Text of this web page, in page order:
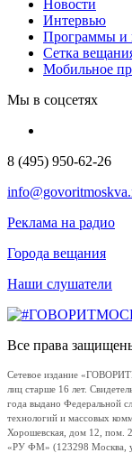
Новости
Интервью
Программы и
Сетка
Мобильное
Мы в соцсетях
8 (495) 950-62-26
Реклама на радио
Города вещания
Наши слушатели
Все права
Сетевое издание
лиц старше 16 лет.
года выдано Федеральной
технологий и массовых
Хорошевская, дом 12, пом.
«РУ ФМ» (123298 Москва,